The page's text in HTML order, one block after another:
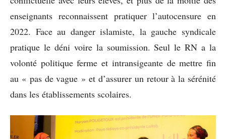
enseignants reconnaissent pratiquer l’autocensure en
2022. Face au danger islamiste, la gauche syndicale
pratique le déni voire la soumission. Seul le RN a la
volonté politique ferme et intransigeante de mettre fin
au « pas de vague » et d’assurer un retour à la sérénité
dans les établissements scolaires.